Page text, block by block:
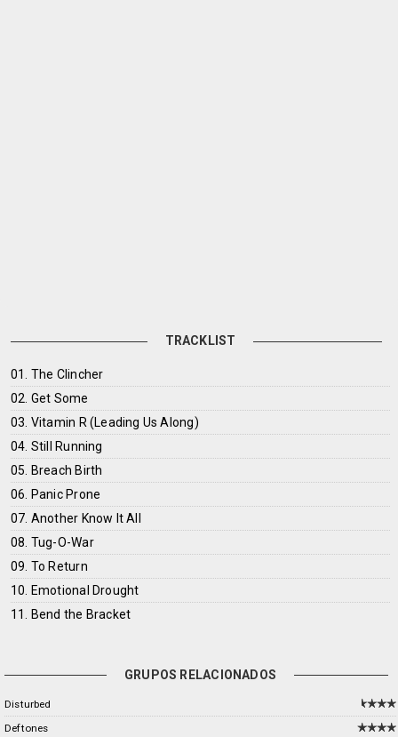
TRACKLIST
01. The Clincher
02. Get Some
03. Vitamin R (Leading Us Along)
04. Still Running
05. Breach Birth
06. Panic Prone
07. Another Know It All
08. Tug-O-War
09. To Return
10. Emotional Drought
11. Bend the Bracket
GRUPOS RELACIONADOS
Disturbed
Deftones